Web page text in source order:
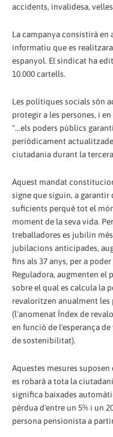
accidents, invalidesa,
La campanya consistirà
informatiu que es
espanyol. El sindicat ha
10.000 cartells.
Les polítiques socials són
protegir a les persones, i
"...els poders públics
periòdicament
ciutadania durant la
Aquest mandat
signe que siguin, a
suficients perquè tot el
moment de la seva vida.
treballadores es jubilin
jubilacions anticipades,
fins als 37 anys, per a
Reguladora, augmenten el
sobre el qual es calcula la
revaloritzen anualment les
(l'anomenat Índex de
en funció de l'esperança
de sostenibilitat).
Aquestes mesures
es robarà a tota la
significa baixades
pèrdua d'entre un 5% i un
persona pensionista a